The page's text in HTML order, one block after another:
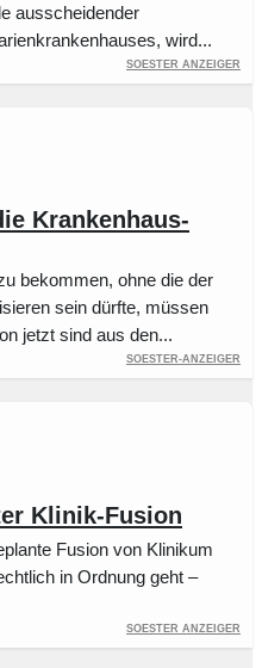
ausscheidender
wird...
Soester Anzeiger
Krankenhaus-
bekommen, ohne die der
sein dürfte, müssen
jetzt sind aus den...
Soester-Anzeiger
Klinik-Fusion
Fusion von Klinikum
in Ordnung geht –
Soester Anzeiger